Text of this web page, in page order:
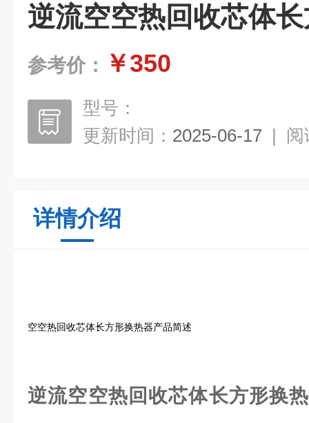
逆流空空热回收芯体
参考价： ￥350
型号：
更新时间： 2025-06-17 | 阅
详情介绍
空空热回收芯体长方形换热器产品简述
逆流空空热回收芯体长方形换